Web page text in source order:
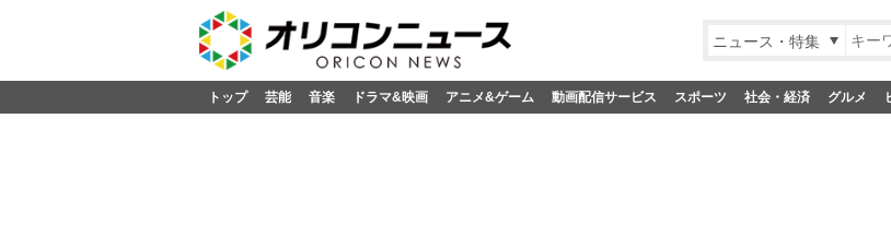
ニュース・特集
トップ 芸能 音楽 ドラマ&映画 アニメ&ゲーム 動画配信サービス スポーツ 社会・経済 グルメ